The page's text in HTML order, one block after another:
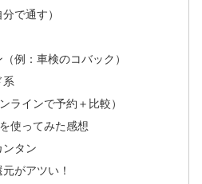
で通す）
例：車検のコバック）
系
ラインで予約＋比較）
使ってみた感想
ンタン
がアツい！